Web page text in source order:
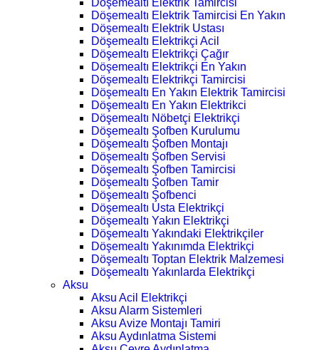
Döşemealtı Elektrik Tamircisi
Döşemealtı Elektrik Tamircisi En Yakın
Döşemealtı Elektrik Ustası
Döşemealtı Elektrikçi Acil
Döşemealtı Elektrikçi Çağır
Döşemealtı Elektrikçi En Yakın
Döşemealtı Elektrikçi Tamircisi
Döşemealtı En Yakın Elektrik Tamircisi
Döşemealtı En Yakın Elektrikci
Döşemealtı Nöbetçi Elektrikçi
Döşemealtı Şofben Kurulumu
Döşemealtı Şofben Montajı
Döşemealtı Şofben Servisi
Döşemealtı Şofben Tamircisi
Döşemealtı Şofben Tamir
Döşemealtı Şofbenci
Döşemealtı Usta Elektrikçi
Döşemealtı Yakın Elektrikçi
Döşemealtı Yakındaki Elektrikçiler
Döşemealtı Yakınımda Elektrikçi
Döşemealtı Toptan Elektrik Malzemesi
Döşemealtı Yakınlarda Elektrikçi
Aksu
Aksu Acil Elektrikçi
Aksu Alarm Sistemleri
Aksu Avize Montajı Tamiri
Aksu Aydınlatma Sistemi